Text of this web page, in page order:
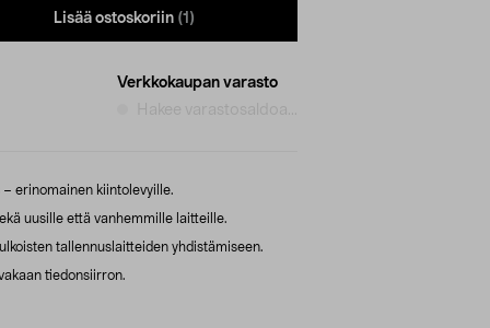
Lisää ostoskoriin (1)
Verkkokaupan varasto
Hakee varastosaldoa...
erinomainen kiintolevyille.
uusille että vanhemmille laitteille.
tallennuslaitteiden yhdistämiseen.
tiedonsiirron.